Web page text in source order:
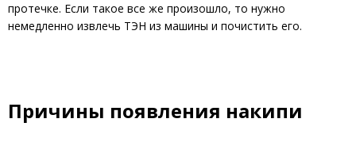
протечке. Если такое все же произошло, то нужно
немедленно извлечь ТЭН из машины и почистить его.
Причины появления накипи